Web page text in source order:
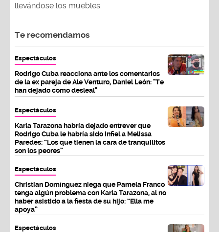
llevándose los muebles.
Te recomendamos
Espectáculos
Rodrigo Cuba reacciona ante los comentarios
de la ex pareja de Ale Venturo, Daniel León: "Te
han dejado como desleal"
Espectáculos
Karla Tarazona habría dejado entrever que
Rodrigo Cuba le habría sido infiel a Melissa
Paredes: “Los que tienen la cara de tranquilitos
son los peores”
Espectáculos
Christian Domínguez niega que Pamela Franco
tenga algún problema con Karla Tarazona, al no
haber asistido a la fiesta de su hijo: “Ella me
apoya”
Espectáculos